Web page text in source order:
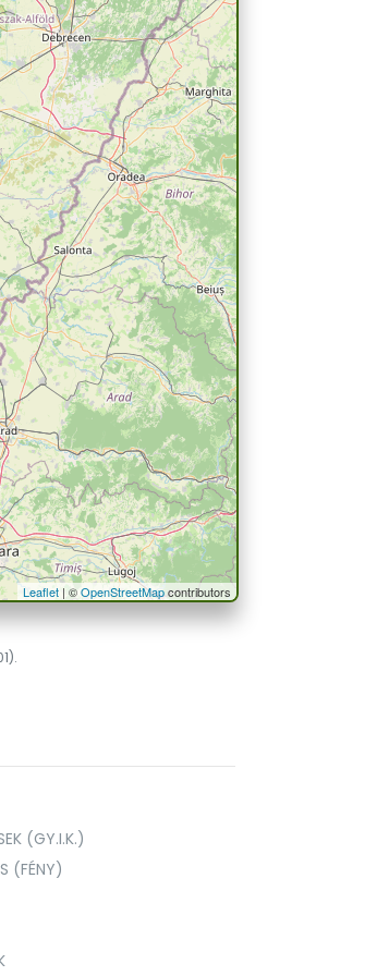
Leaflet | ©OpenStreetMapcontributors
(GY.I.K.)
(FÉNY)